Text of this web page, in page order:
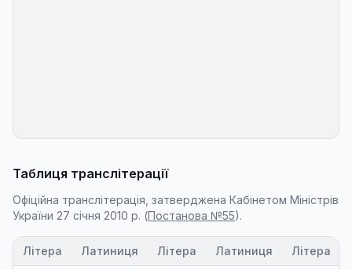
Таблиця транслітерації
Офіційна транслітерація, затверджена Кабінетом Міністрів
України 27 січня 2010 р. (Постанова №55).
Літера Латиниця Літера Латиниця Літера